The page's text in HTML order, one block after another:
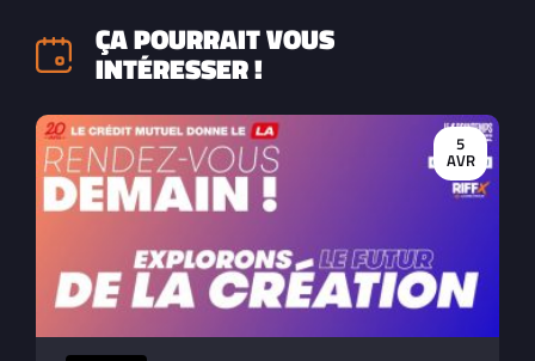
ÇA POURRAIT VOUS
INTÉRESSER !
5
AVR